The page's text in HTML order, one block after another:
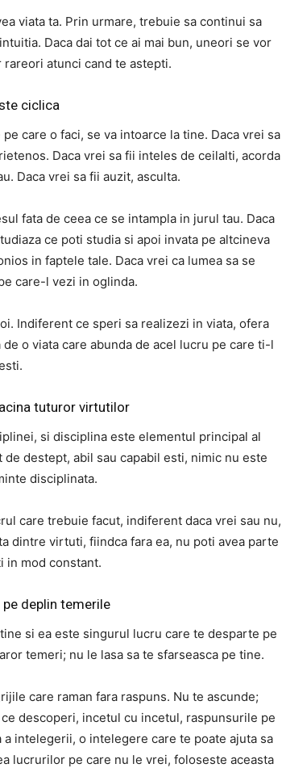
viata ta. Prin urmare, trebuie sa continui sa
Daca dai tot ce ai mai bun, uneori se vor
atunci cand te astepti.
ciclica
care o faci, se va intoarce la tine. Daca vrei sa
Daca vrei sa fii inteles de ceilalti, acorda
Daca vrei sa fii auzit, asculta.
fata de ceea ce se intampla in jurul tau. Daca
ce poti studia si apoi invata pe altcineva
in faptele tale. Daca vrei ca lumea sa se
care-l vezi in oglinda.
Indiferent ce speri sa realizezi in viata, ofera
o viata care abunda de acel lucru pe care ti-l
tuturor virtutilor
si disciplina este elementul principal al
destept, abil sau capabil esti, nimic nu este
disciplinata.
care trebuie facut, indiferent daca vrei sau nu,
dintre virtuti, fiindca fara ea, nu poti avea parte
in mod constant.
deplin temerile
si ea este singurul lucru care te desparte pe
temeri; nu le lasa sa te sfarseasca pe tine.
care raman fara raspuns. Nu te ascunde;
descoperi, incetul cu incetul, raspunsurile pe
intelegerii, o intelegere care te poate ajuta sa
lucrurilor pe care nu le vrei, foloseste aceasta